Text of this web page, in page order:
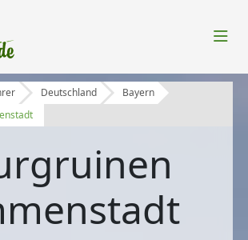
Deutschland
Bayern